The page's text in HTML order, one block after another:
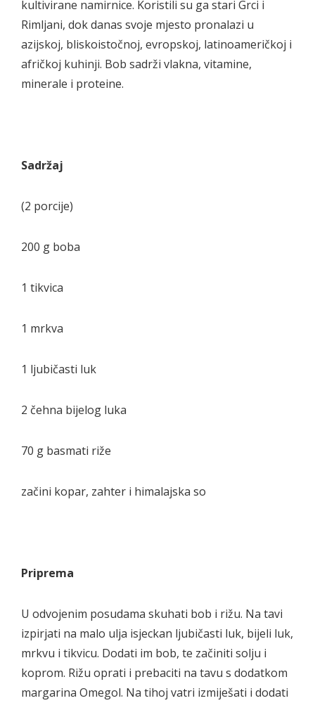
kultivirane namirnice. Koristili su ga stari Grci i
Rimljani, dok danas svoje mjesto pronalazi u
azijskoj, bliskoistočnoj, evropskoj, latinoameričkoj i
afričkoj kuhinji. Bob sadrži vlakna, vitamine,
minerale i proteine.
Sadržaj
(2 porcije)
200 g boba
1 tikvica
1 mrkva
1 ljubičasti luk
2 čehna bijelog luka
70 g basmati riže
začini kopar, zahter i himalajska so
Priprema
U odvojenim posudama skuhati bob i rižu. Na tavi
izpirjati na malo ulja isjeckan ljubičasti luk, bijeli luk,
mrkvu i tikvicu. Dodati im bob, te začiniti solju i
koprom. Rižu oprati i prebaciti na tavu s dodatkom
margarina Omegol. Na tihoj vatri izmiješati i dodati